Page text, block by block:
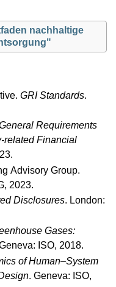
nachhaltige
GRI Standards.
Requirements
related Financial
Advisory Group.
2023.
Disclosures. London:
Gases:
ISO, 2018.
of Human–System
. Geneva: ISO,